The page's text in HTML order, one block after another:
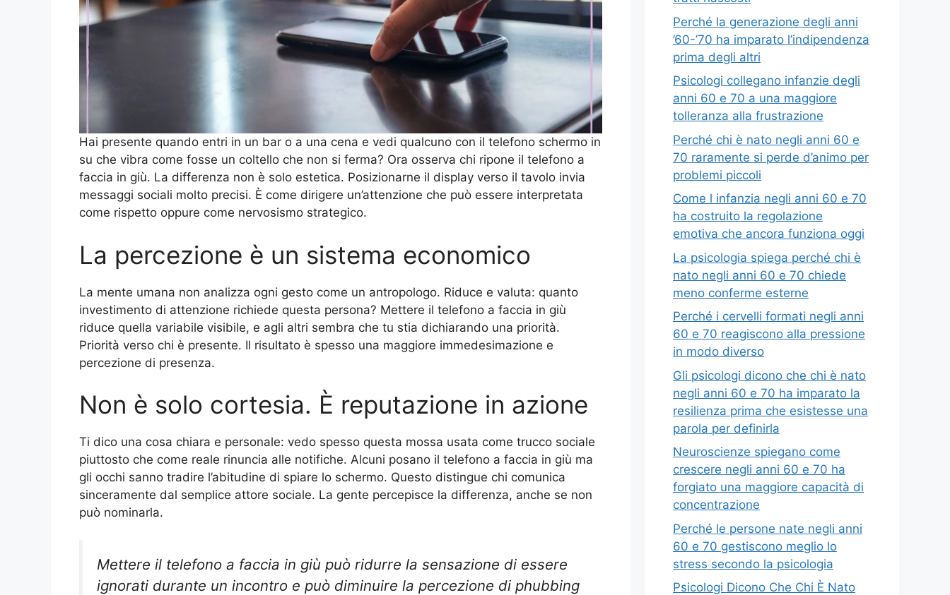
Hai presente quando entri in un bar o a una cena e vedi qualcuno con il telefono schermo in
su che vibra come fosse un coltello che non si ferma? Ora osserva chi ripone il telefono a
faccia in giù. La differenza non è solo estetica. Posizionarne il display verso il tavolo invia
messaggi sociali molto precisi. È come dirigere un’attenzione che può essere interpretata
come rispetto oppure come nervosismo strategico.
La percezione è un sistema economico
La mente umana non analizza ogni gesto come un antropologo. Riduce e valuta: quanto
investimento di attenzione richiede questa persona? Mettere il telefono a faccia in giù
riduce quella variabile visibile, e agli altri sembra che tu stia dichiarando una priorità.
Priorità verso chi è presente. Il risultato è spesso una maggiore immedesimazione e
percezione di presenza.
Non è solo cortesia. È reputazione in azione
Ti dico una cosa chiara e personale: vedo spesso questa mossa usata come trucco sociale
piuttosto che come reale rinuncia alle notifiche. Alcuni posano il telefono a faccia in giù ma
gli occhi sanno tradire l’abitudine di spiare lo schermo. Questo distingue chi comunica
sinceramente dal semplice attore sociale. La gente percepisce la differenza, anche se non
può nominarla.
Mettere il telefono a faccia in giù può ridurre la sensazione di essere
ignorati durante un incontro e può diminuire la percezione di phubbing
Perché la generazione degli anni
’60-’70 ha imparato l’indipendenza
prima degli altri
Psicologi collegano infanzie degli
anni 60 e 70 a una maggiore
tolleranza alla frustrazione
Perché chi è nato negli anni 60 e
70 raramente si perde d’animo per
problemi piccoli
Come l infanzia negli anni 60 e 70
ha costruito la regolazione
emotiva che ancora funziona oggi
La psicologia spiega perché chi è
nato negli anni 60 e 70 chiede
meno conferme esterne
Perché i cervelli formati negli anni
60 e 70 reagiscono alla pressione
in modo diverso
Gli psicologi dicono che chi è nato
negli anni 60 e 70 ha imparato la
resilienza prima che esistesse una
parola per definirla
Neuroscienze spiegano come
crescere negli anni 60 e 70 ha
forgiato una maggiore capacità di
concentrazione
Perché le persone nate negli anni
60 e 70 gestiscono meglio lo
stress secondo la psicologia
Psicologi Dicono Che Chi È Nato